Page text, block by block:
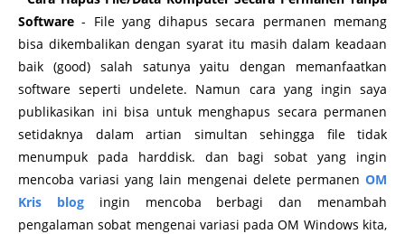
Software - File yang dihapus secara permanen memang
bisa dikembalikan dengan syarat itu masih dalam keadaan
baik (good) salah satunya yaitu dengan memanfaatkan
software seperti undelete. Namun cara yang ingin saya
publikasikan ini bisa untuk menghapus secara permanen
setidaknya dalam artian simultan sehingga file tidak
menumpuk pada harddisk. dan bagi sobat yang ingin
mencoba variasi yang lain mengenai delete permanen OM
Kris blogingin mencoba berbagi dan menambah
pengalaman sobat mengenai variasi pada OM Windows kita,